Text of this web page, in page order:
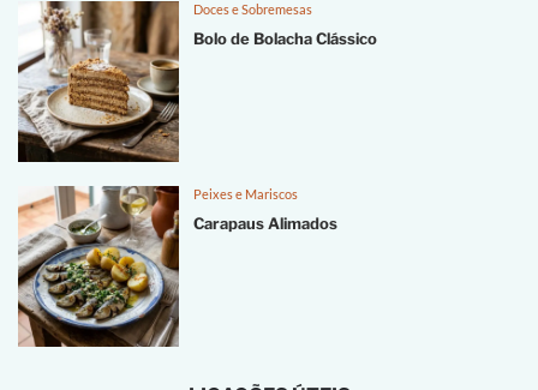
Doces e Sobremesas
Bolo de Bolacha Clássico
Peixes e Mariscos
Carapaus Alimados